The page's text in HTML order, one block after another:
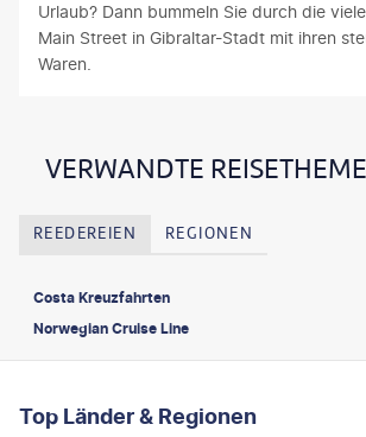
Urlaub? Dann bummeln Sie durch die
Main Street in Gibraltar-Stadt mit ihren
Waren.
VERWANDTE
REEDEREIEN REGIONEN
Costa Kreuzfahrten
Norwegian Cruise Line
Footer navigation
Top Länder & Regionen